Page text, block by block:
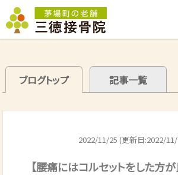
ブログトップ 記事一覧
2022/11/25 (更新日:2022/
【腰痛にはコルセットをした方